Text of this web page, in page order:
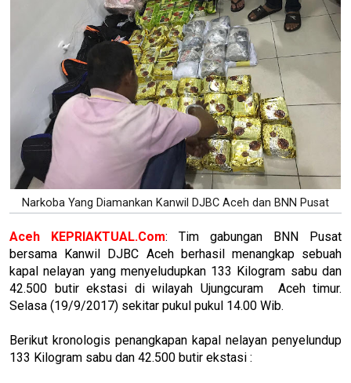
Narkoba Yang Diamankan Kanwil DJBC Aceh dan BNN Pusat
Aceh KEPRIAKTUAL.Com: Tim gabungan BNN Pusat
bersama Kanwil DJBC Aceh berhasil menangkap sebuah
kapal nelayan yang menyeludupkan 133 Kilogram sabu dan
42.500 butir ekstasi di wilayah Ujungcuram Aceh timur.
Selasa (19/9/2017) sekitar pukul pukul 14.00 Wib.
Berikut kronologis penangkapan kapal nelayan penyelundup
133 Kilogram sabu dan 42.500 butir ekstasi :